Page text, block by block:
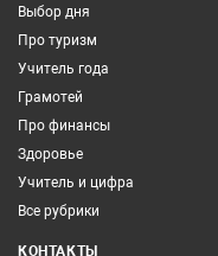
Выбор дня
Про туризм
Учитель года
Грамотей
Про финансы
Здоровье
Учитель и цифра
Все рубрики
КОНТАКТЫ